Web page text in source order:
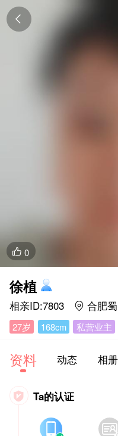

 0
徐植
相亲ID:7803  合肥
27岁 168cm 私营业主
资料 动态 相
 Ta的认证
 